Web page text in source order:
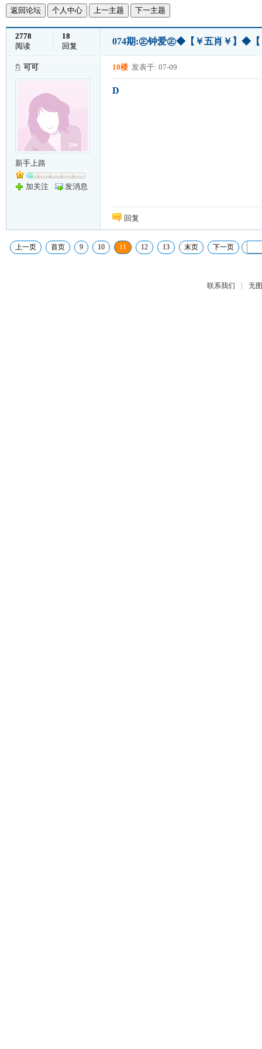
返回论坛 个人中心 上一主题 下一主题
2778
阅读
18
回复
074期:㊣钟爱㊣◆【￥五肖￥】◆
可可
新手上路
加关注 发消息
10楼 发表于: 07-09
D
回复
上一页 首页 9 10 11 12 13 末页 下一页
联系我们 | 无